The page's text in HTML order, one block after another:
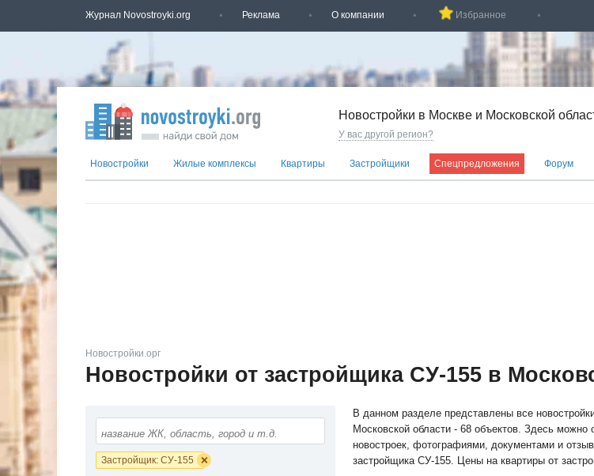
Журнал Novostroyki.org Реклама О компании Избранное
Новостройки в Москве и Московской
У вас другой регион?
Новостройки Жилые комплексы Квартиры Застройщики Спецпредложения Форум
Новостройки.орг
Новостройки от застройщика СУ-155 в
Застройщик: СУ-155
В данном разделе представлены все
Московской области - 68 объектов. Здесь
новостроек, фотографиями, документами и
застройщика СУ-155. Цены на квартиры от